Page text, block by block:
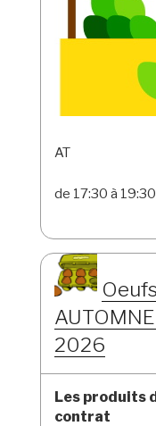
AT
de 17:30 à 19:30
2026
Les produits
contrat